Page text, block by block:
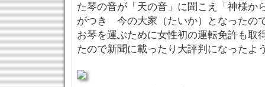
た琴の音が「天の音」に聞こえ「神様か
がつき 今の大家（たいか）となったの
お琴を運ぶために女性初の運転免許も取
たので新聞に載ったり大評判になったよ